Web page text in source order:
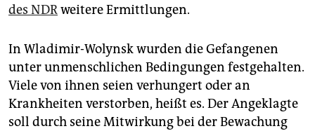
des NDRweitere Ermittlungen.
In Wladimir-Wolynsk wurden die Gefangenen
unter unmenschlichen Bedingungen festgehalten.
Viele von ihnen seien verhungert oder an
Krankheiten verstorben, heißt es. Der Angeklagte
soll durch seine Mitwirkung bei der Bewachung